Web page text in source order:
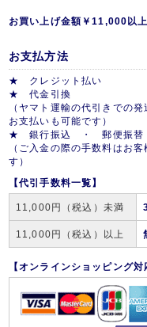
お買い上げ金額￥11,000以
お支払方法
★ クレジット払い
★ 代金引換
（ヤマト運輸の代引きでの
お支払いも可能です）
★ 銀行振込 ・ 郵便振替
（ご入金の際の手数料はお
す）
【代引手数料一覧】
11,000円（税込）未満
11,000円（税込）以上
【オンラインショッピング